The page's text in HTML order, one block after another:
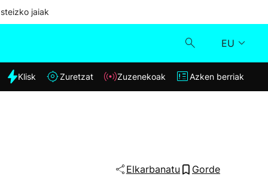
jaiak
EU
Klisk
Klisk Zuretzat Zuzenekoak Azken berriak
Elkarbanatu Gorde